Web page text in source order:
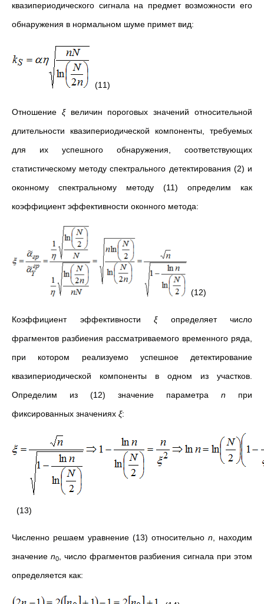
квазипериодического сигнала на предмет возможности его
обнаружения в нормальном шуме примет вид:
(11)
Отношение ξвеличин пороговых значений относительной
длительности квазипериодической компоненты, требуемых
для их успешного обнаружения, соответствующих
статистическому методу спектрального детектирования (2) и
оконному спектральному методу (11) определим как
коэффициент эффективности оконного метода:
(12)
Коэффициент эффективности ξопределяет число
фрагментов разбиения рассматриваемого временного ряда,
при котором реализуемо успешное детектирование
квазипериодической компоненты в одном из участков.
Определим из (12) значение параметра n при
фиксированных значениях ξ:
(13)
Численно решаем уравнение (13) относительно n , находим
значение n0, число фрагментов разбиения сигнала при этом
определяется как: